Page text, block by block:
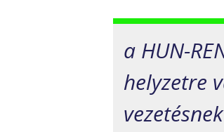
a HUN-
helyzetre